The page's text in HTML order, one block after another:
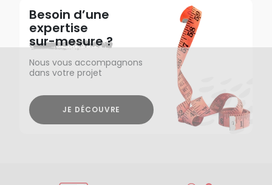
Besoin d’une
expertise
sur-mesure ?
Nous vous accompagnons
dans votre projet
JE DÉCOUVRE